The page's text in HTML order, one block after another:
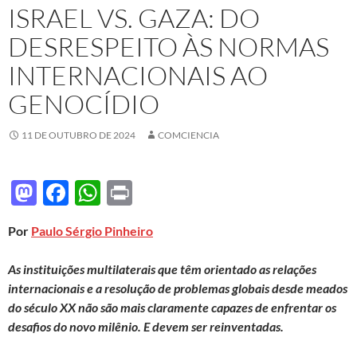
ISRAEL VS. GAZA: DO
DESRESPEITO ÀS NORMAS
INTERNACIONAIS AO
GENOCÍDIO
11 DE OUTUBRO DE 2024 COMCIENCIA
M
to
d
o
n
F
e
b
o
o
W
at
s
A
p
nt
Por Paulo Sérgio Pinheiro
As instituições multilaterais que têm orientado as relações
internacionais e a resolução de problemas globais desde meados
do século XX não são mais claramente capazes de enfrentar os
desafios do novo milênio. E devem ser reinventadas.